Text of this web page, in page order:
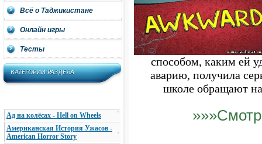
Всё о Таджикистане
Онлайн игры
Тесты
КАТЕГОРИИ РАЗДЕЛА
Ад на колёсах - Hell on Wheels
Американская История Ужасов -
American Horror Story
способом, каким ей
аварию, получила
школе обращают